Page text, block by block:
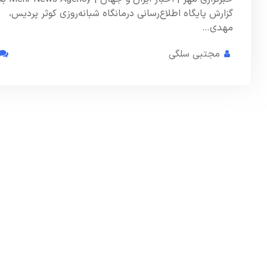
گزارش پایگاه اطلاع‌رسانی درمانگاه شبانه‌روزی کوثر پردیس،
مهدی…
مجتبی سلگی